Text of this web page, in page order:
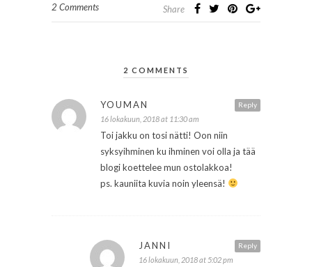
2 Comments Share
2 COMMENTS
Reply
YOUMAN
16 lokakuun, 2018 at 11:30 am
Toi jakku on tosi nätti! Oon niin
syksyihminen ku ihminen voi olla ja tää
blogi koettelee mun ostolakkoa!
ps. kauniita kuvia noin yleensä!
Reply
JANNI
16 lokakuun, 2018 at 5:02 pm